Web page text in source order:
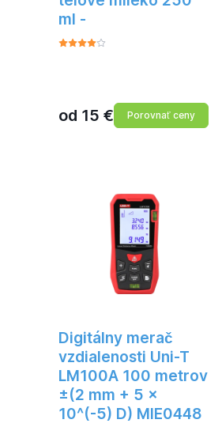
ml -
od 15 € Porovnať ceny
Digitálny merač
vzdialenosti Uni-T
LM100A 100 metrov
±(2 mm + 5 x
10^(-5) D) MIE0448